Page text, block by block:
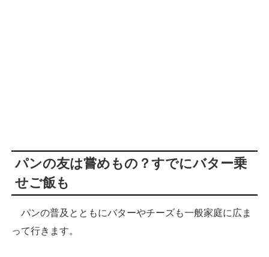
パンの友は嘗めもの？すでにバター乗
せご飯も
パンの普及とともにバターやチーズも一般家庭に広ま
って行きます。